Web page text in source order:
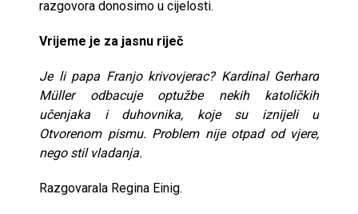
razgovora donosimo u cijelosti.
Vrijeme je za jasnu riječ
Je li papa Franjo krivovjerac? Kardinal Gerhard
Müller odbacuje optužbe nekih katoličkih
učenjaka i duhovnika, koje su iznijeli u
Otvorenom pismu. Problem nije otpad od vjere,
nego stil vladanja.
Razgovarala Regina Einig.